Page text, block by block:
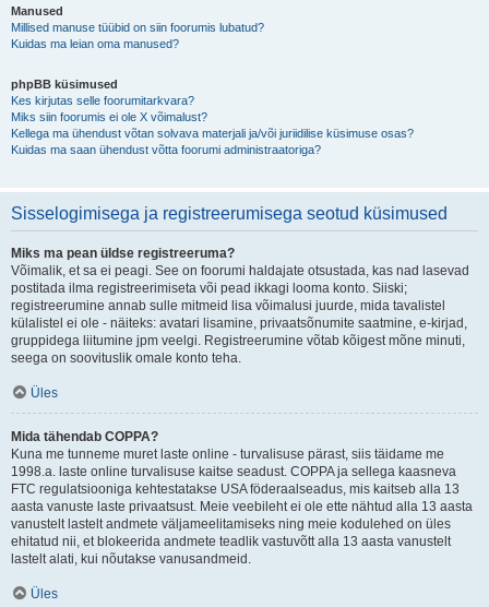
Manused
Millised manuse tüübid on siin foorumis lubatud?
Kuidas ma leian oma manused?
phpBB küsimused
Kes kirjutas selle foorumitarkvara?
Miks siin foorumis ei ole X võimalust?
Kellega ma ühendust võtan solvava materjali ja/või juriidilise küsimuse osas?
Kuidas ma saan ühendust võtta foorumi administraatoriga?
Sisselogimisega ja registreerumisega seotud küsimused
Miks ma pean üldse registreeruma?
Võimalik, et sa ei peagi. See on foorumi haldajate otsustada, kas nad lasevad
postitada ilma registreerimiseta või pead ikkagi looma konto. Siiski;
registreerumine annab sulle mitmeid lisa võimalusi juurde, mida tavalistel
külalistel ei ole - näiteks: avatari lisamine, privaatsõnumite saatmine, e-kirjad,
gruppidega liitumine jpm veelgi. Registreerumine võtab kõigest mõne minuti,
seega on soovituslik omale konto teha.
Üles
Mida tähendab COPPA?
Kuna me tunneme muret laste online - turvalisuse pärast, siis täidame me
1998.a. laste online turvalisuse kaitse seadust. COPPA ja sellega kaasneva
FTC regulatsiooniga kehtestatakse USA föderaalseadus, mis kaitseb alla 13
aasta vanuste laste privaatsust. Meie veebileht ei ole ette nähtud alla 13 aasta
vanustelt lastelt andmete väljameelitamiseks ning meie kodulehed on üles
ehitatud nii, et blokeerida andmete teadlik vastuvõtt alla 13 aasta vanustelt
lastelt alati, kui nõutakse vanusandmeid.
Üles